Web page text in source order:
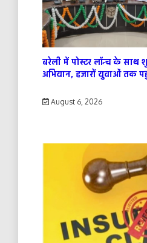
बरेली में पोस्टर लॉन्च के साथ
अभियान, हजारों युवाओं तक
August 6, 2026